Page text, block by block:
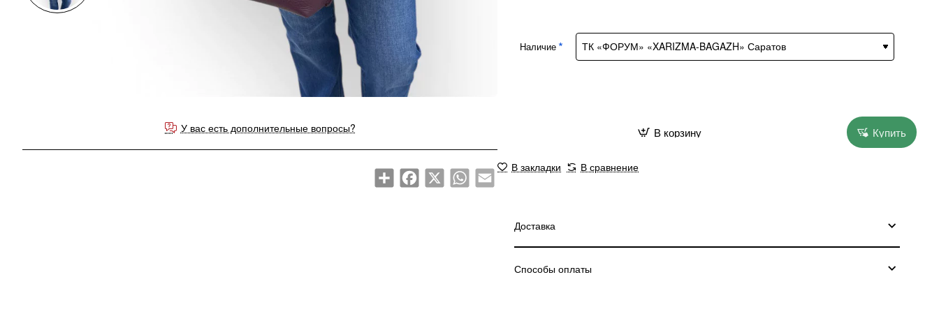
У вас есть дополнительные вопросы?
ShareFacebook
X WhatsApp
Email
Наличие
В корзину Купить
В закладки В сравнение
Доставка
Способы оплаты